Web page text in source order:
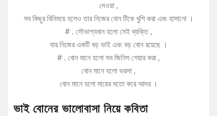
দেওয়া ,
সব কিছুর বিনিময়ে হলেও তার নিজের বোন টিকে খুশি করা এবং হাসানো ।
# . সৌভাগ্যবান হলো সেই ব্যক্তি ,
যার নিজের একটি বড় ভাই এবং বড় বোন রয়েছে ।
# . বোন মানে হলো সব জিনিস শেয়ার করা ,
বোন মানে হলো ভরসা ,
বোন মানে হলো মায়ের মতো করে আদর ।
ভাই বোনের ভালোবাসা নিয়ে কবিতা